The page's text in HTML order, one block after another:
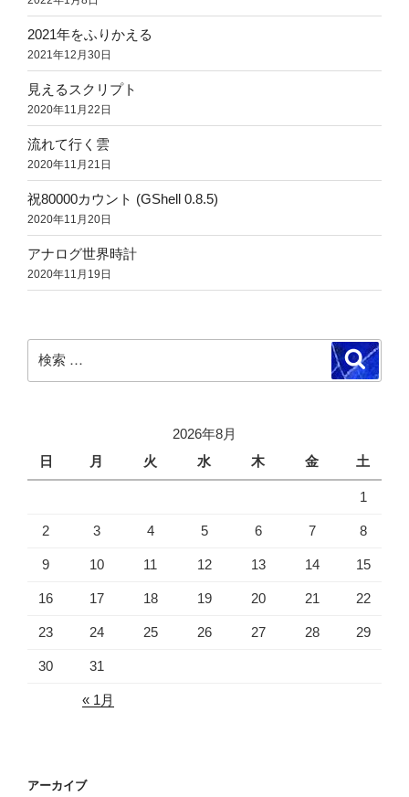
2021年をふりかえる
2021年12月30日
見えるスクリプト
2020年11月22日
流れて行く雲
2020年11月21日
祝80000カウント (GShell 0.8.5)
2020年11月20日
アナログ世界時計
2020年11月19日
索:
検
索
2026年8月
日
月 火 水 木 金 土
1
2 3 4 5 6 7 8
9 10 11 12 13 14 15
16 17 18 19 20 21 22
23 24 25 26 27 28 29
30 31
« 1月
アーカイブ